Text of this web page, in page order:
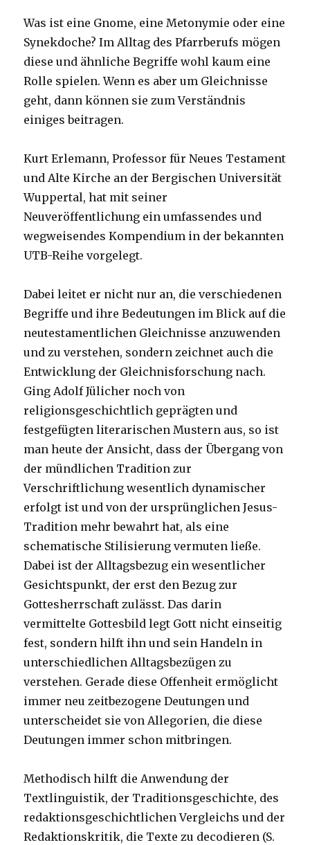
Was ist eine Gnome, eine Metonymie oder eine
Synekdoche? Im Alltag des Pfarrberufs mögen
diese und ähnliche Begriffe wohl kaum eine
Rolle spielen. Wenn es aber um Gleichnisse
geht, dann können sie zum Verständnis
einiges beitragen.
Kurt Erlemann, Professor für Neues Testament
und Alte Kirche an der Bergischen Universität
Wuppertal, hat mit seiner
Neuveröffentlichung ein umfassendes und
wegweisendes Kompendium in der bekannten
UTB-Reihe vorgelegt.
Dabei leitet er nicht nur an, die verschiedenen
Begriffe und ihre Bedeutungen im Blick auf die
neutestamentlichen Gleichnisse anzuwenden
und zu verstehen, sondern zeichnet auch die
Entwicklung der Gleichnisforschung nach.
Ging Adolf Jülicher noch von
religionsgeschichtlich geprägten und
festgefügten literarischen Mustern aus, so ist
man heute der Ansicht, dass der Übergang von
der mündlichen Tradition zur
Verschriftlichung wesentlich dynamischer
erfolgt ist und von der ursprünglichen Jesus-
Tradition mehr bewahrt hat, als eine
schematische Stilisierung vermuten ließe.
Dabei ist der Alltagsbezug ein wesentlicher
Gesichtspunkt, der erst den Bezug zur
Gottesherrschaft zulässt. Das darin
vermittelte Gottesbild legt Gott nicht einseitig
fest, sondern hilft ihn und sein Handeln in
unterschiedlichen Alltagsbezügen zu
verstehen. Gerade diese Offenheit ermöglicht
immer neu zeitbezogene Deutungen und
unterscheidet sie von Allegorien, die diese
Deutungen immer schon mitbringen.
Methodisch hilft die Anwendung der
Textlinguistik, der Traditionsgeschichte, des
redaktionsgeschichtlichen Vergleichs und der
Redaktionskritik, die Texte zu decodieren (S.